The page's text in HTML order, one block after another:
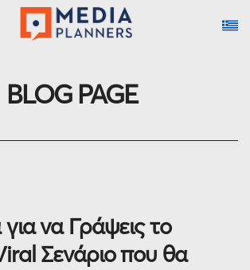
BLOG PAGE
να Γράψεις το
Σενάριο που θα